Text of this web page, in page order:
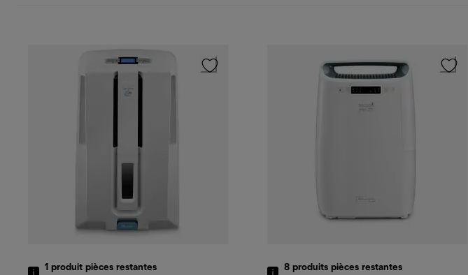
1 produit pièces restantes 8 produits pièces restantes